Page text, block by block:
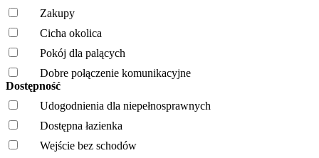
Zakupy
Cicha okolica
Pokój dla palących
Dobre połączenie komunikacyjne
Dostępność
Udogodnienia dla niepełnosprawnych
Dostępna łazienka
Wejście bez schodów